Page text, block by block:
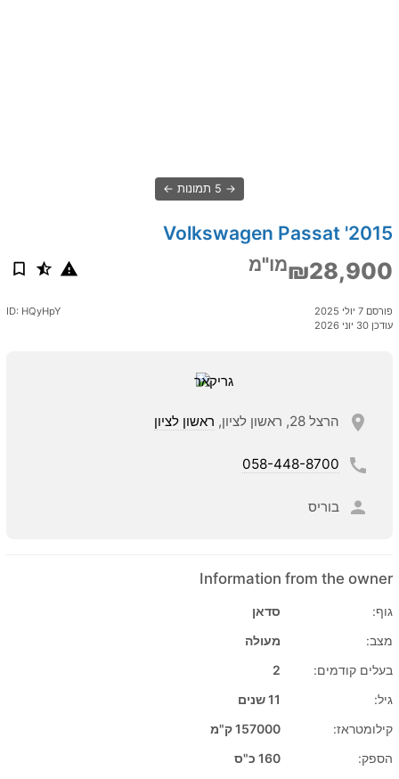
5 תמונות
2015' Volkswagen Passat
₪28,900מו"מ
פורסם 7 יולי 2025
עודכן 30 יוני 2026
ID: HQyHpY
הרצל 28, ראשון לציון, ראשון לציון
058-448-8700
בוריס
Information from the owner
גוף:
סדאן
מצב:
מעולה
בעלים קודמים:
2
גיל:
11 שנים
קילומטראז:
157000 ק"מ
הספק:
160 כ"ס